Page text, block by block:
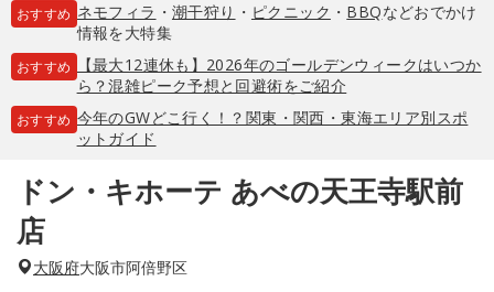
おすすめ ネモフィラ ・ 潮干狩り ・ ピクニック ・ BBQなどおでかけ
情報を大特集
おすすめ
【最大12連休も】2026年のゴールデンウィークはいつか
ら？混雑ピーク予想と回避術をご紹介
おすすめ 今年のGWどこ行く！？関東・関西・東海エリア別スポ
ットガイド
ドン・キホーテ あべの天王寺駅前
店
大阪府大阪市阿倍野区